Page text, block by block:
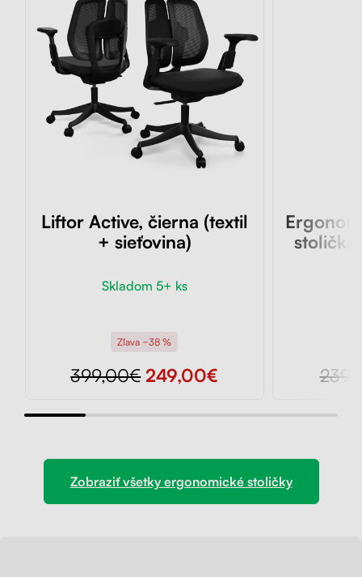
Liftor Active, čierna (textil
+ sieťovina)
Skladom 5+ ks
Zľava −38 %
399,00€249,00€
stolička
Zobraziť všetky ergonomické stoličky